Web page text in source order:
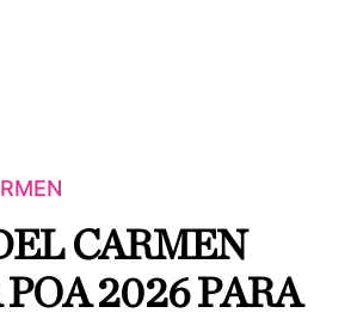
CARMEN
2026 PARA